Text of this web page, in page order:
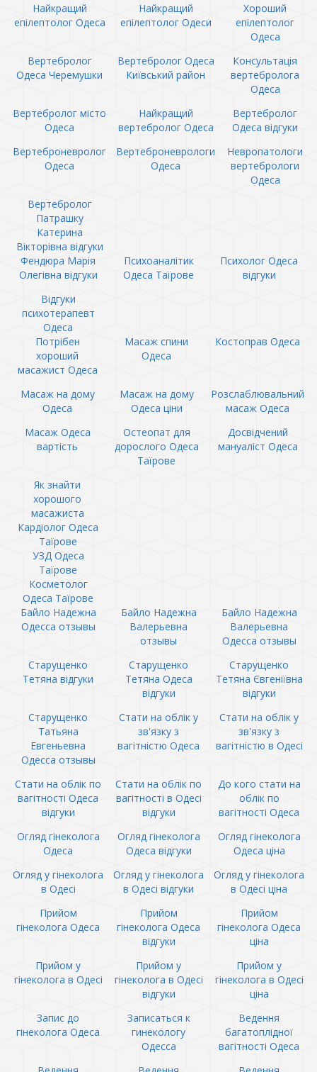
Найкращий
епілептолог Одеса
Найкращий
епілептолог Одеси
Хороший
епілептолог
Одеса
Вертебролог
Одеса Черемушки
Вертебролог Одеса
Київський район
Консультація
вертебролога
Одеса
Вертебролог місто
Одеса
Найкращий
вертебролог Одеса
Вертебролог
Одеса відгуки
Вертеброневролог
Одеса
Вертеброневрологи
Одеса
Невропатологи
вертебрологи
Одеса
Вертебролог
Патрашку
Катерина
Вікторівна відгуки
Фендюра Марія
Олегівна відгуки
Психоаналітик
Одеса Таїрове
Психолог Одеса
відгуки
Відгуки
психотерапевт
Одеса
Потрібен
хороший
масажист Одеса
Масаж спини
Одеса
Костоправ Одеса
Масаж на дому
Одеса
Масаж на дому
Одеса ціни
Розслаблювальний
масаж Одеса
Масаж Одеса
вартість
Остеопат для
дорослого Одеса
Таїрове
Досвідчений
мануаліст Одеса
Як знайти
хорошого
масажиста
Кардіолог Одеса
Таїрове
УЗД Одеса
Таїрове
Косметолог
Одеса Таїрове
Байло Надежна
Одесса отзывы
Байло Надежна
Валерьевна
отзывы
Байло Надежна
Валерьевна
Одесса отзывы
Старущенко
Тетяна відгуки
Старущенко
Тетяна Одеса
відгуки
Старущенко
Тетяна Євгеніївна
відгуки
Старущенко
Татьяна
Евгеньевна
Одесса отзывы
Стати на облік у
зв'язку з
вагітністю Одеса
Стати на облік у
зв'язку з
вагітністю в Одесі
Стати на облік по
вагітності Одеса
відгуки
Стати на облік по
вагітності в Одесі
відгуки
До кого стати на
облік по
вагітності Одеса
Огляд гінеколога
Одеса
Огляд гінеколога
Одеса відгуки
Огляд гінеколога
Одеса ціна
Огляд у гінеколога
в Одесі
Огляд у гінеколога
в Одесі відгуки
Огляд у гінеколога
в Одесі ціна
Прийом
гінеколога Одеса
Прийом
гінеколога Одеса
відгуки
Прийом
гінеколога Одеса
ціна
Прийом у
гінеколога в Одесі
Прийом у
гінеколога в Одесі
відгуки
Прийом у
гінеколога в Одесі
ціна
Запис до
гінеколога Одеса
Записаться к
гинекологу
Одесса
Ведення
багатоплідної
вагітності Одеса